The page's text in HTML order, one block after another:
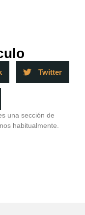
Twitter
una sección de
habitualmente.